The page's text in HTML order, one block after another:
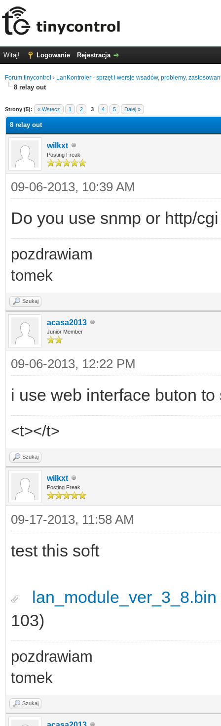
Witaj! Logowanie Rejestracja
Forum tinycontrol › LanKontroler - sprzęt i wersje wsadów, problemy,
8 relay out
Strony (5): « Wstecz 1 2 3 4 5 Dalej »
8 relay out
wilkxt
Posting Freak
09-06-2013, 10:39 AM
Do you use snmp or http/
pozdrawiam
tomek
Szukaj
acasa2013
Junior Member
09-06-2013, 12:22 PM
i use web interface buton
<t></t>
Szukaj
wilkxt
Posting Freak
09-17-2013, 11:58 AM
test this soft
lan_module_ver_3_8.bin
103)
pozdrawiam
tomek
Szukaj